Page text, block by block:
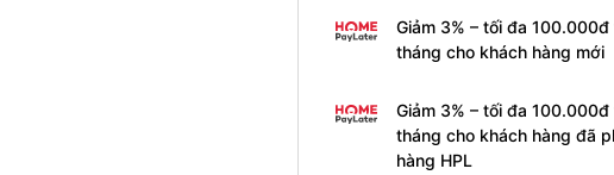
Giảm 3% – tối đa
tháng cho khách hàng mới
Giảm 3% – tối đa
tháng cho khách hàng đã
hàng HPL